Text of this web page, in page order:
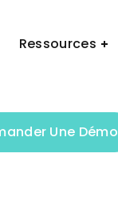
Ressources
Une Démo
Une Démo